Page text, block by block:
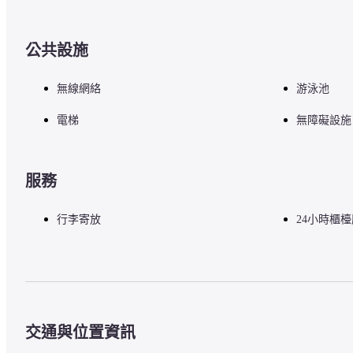
公共設施
無線網絡 游泳池
電梯 無障礙設施
服務
行李寄放 24小時櫃
交通與位置資訊